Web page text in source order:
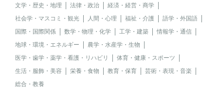
文学・歴史・地理 法律・政治
経済・経営・商学
社会学・マスコミ・観光
人間・心理 福祉・介護
語学・外国語
国際・国際関係
数学・物理・化学 工学・建築
情報学・通信
地球・環境・エネルギー
農学・水産学・生物
医学・歯学・薬学・看護・リハビリ
体育・健康・スポーツ
生活・服飾・美容
栄養・食物 教育・保育
芸術・表現・音楽
総合・教養